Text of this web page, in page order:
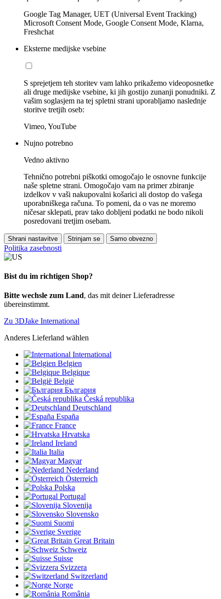
Google Tag Manager, UET (Universal Event Tracking)
Microsoft Consent Mode, Google Consent Mode, Klarna,
Freshchat
Eksterne medijske vsebine
S sprejetjem teh storitev vam lahko prikažemo videoposnetke
ali druge medijske vsebine, ki jih gostijo zunanji ponudniki. Z
vašim soglasjem na tej spletni strani uporabljamo naslednje
storitve tretjih oseb:
Vimeo, YouTube
Nujno potrebno
Vedno aktivno
Tehnično potrebni piškotki omogočajo le osnovne funkcije
naše spletne strani. Omogočajo vam na primer zbiranje
izdelkov v vaši nakupovalni košarici ali dostop do vašega
uporabniškega računa. To pomeni, da o vas ne moremo
ničesar sklepati, prav tako dobljeni podatki ne bodo nikoli
posredovani tretjim osebam.
Shrani nastavitve Strinjam se Samo obvezno
Politika zasebnosti
Bist du im richtigen Shop?
Bitte wechsle zum Land, das mit deiner Lieferadresse
übereinstimmt.
Zu 3DJake International
Anderes Lieferland wählen
International
Belgien
Belgique
België
България
Česká republika
Deutschland
España
France
Hrvatska
Ireland
Italia
Magyar
Nederland
Österreich
Polska
Portugal
Slovenija
Slovensko
Suomi
Sverige
Great Britain
Schweiz
Suisse
Svizzera
Switzerland
Norge
România